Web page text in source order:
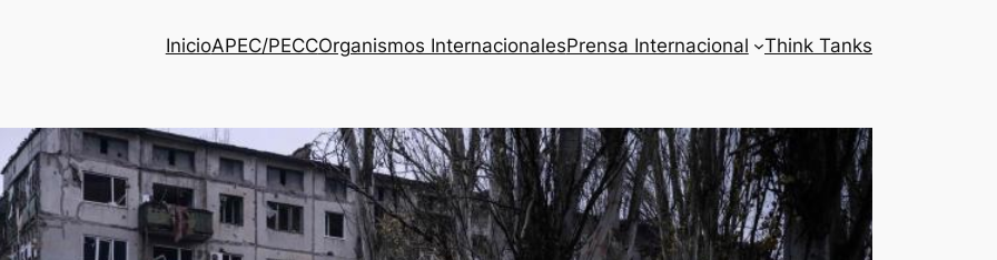
InicioAPEC/PECCOrganismos InternacionalesPrensa Internacional Think Tanks